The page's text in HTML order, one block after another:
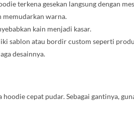
terkena gesekan langsung dengan
memudarkan warna.
kain menjadi kasar.
sablon atau bordir custom seperti
desainnya.
cepat pudar. Sebagai gantinya,